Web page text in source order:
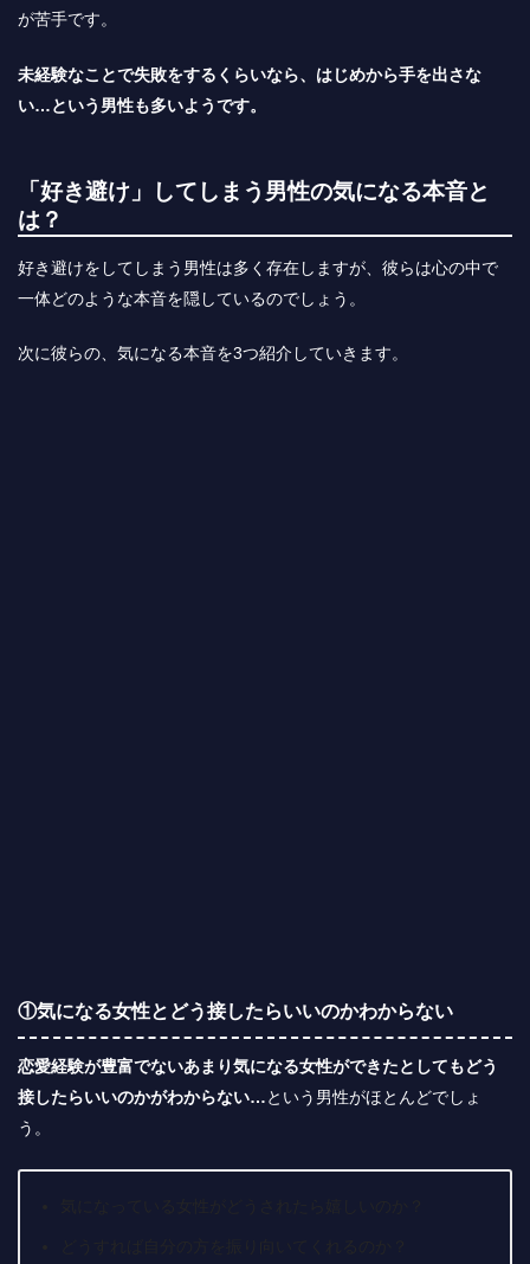
が苦手です。
未経験なことで失敗をするくらいなら、はじめから手を出さな
い…という男性も多いようです。
「好き避け」してしまう男性の気になる本音と
は？
好き避けをしてしまう男性は多く存在しますが、彼らは心の中で
一体どのような本音を隠しているのでしょう。
次に彼らの、気になる本音を3つ紹介していきます。
①気になる女性とどう接したらいいのかわからない
恋愛経験が豊富でないあまり気になる女性ができたとしてもどう
接したらいいのかがわからない… という男性がほとんどでしょ
う。